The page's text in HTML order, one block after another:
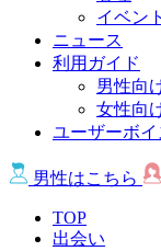
イベント
ニュース
利用ガイド
男性向
女性向
ユーザーボイ
男性はこちら
TOP
出会い